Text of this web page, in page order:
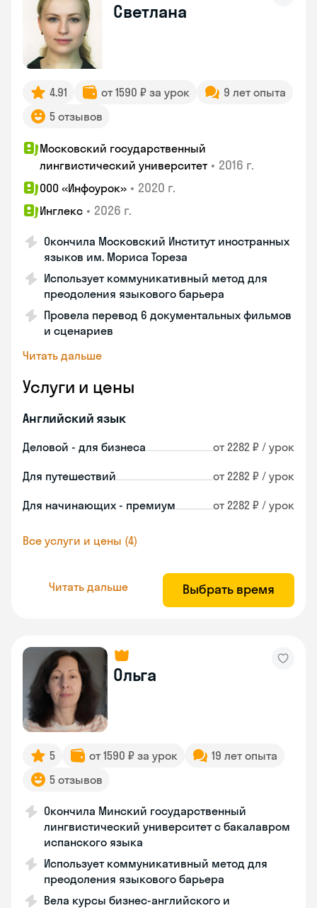
Светлана
4.91 от 1590 ₽ за урок
9 лет опыта
5 отзывов
Московский государственный
лингвистический университет • 2016 г.
ООО «Инфоурок» • 2020 г.
Инглекс • 2026 г.
Окончила Московский Институт иностранных
языков им. Мориса Тореза
Использует коммуникативный метод для
преодоления языкового барьера
Провела перевод 6 документальных фильмов
и сценариев
Читать дальше
Услуги и цены
Английский язык
Деловой - для бизнеса от 2282 ₽ / урок
Для путешествий от 2282 ₽ / урок
Для начинающих - премиум от 2282 ₽ / урок
Все услуги и цены (4)
Читать дальше Выбрать время
Ольга
5 от 1590 ₽ за урок
19 лет опыта
5 отзывов
Окончила Минский государственный
лингвистический университет с бакалавром
испанского языка
Использует коммуникативный метод для
преодоления языкового барьера
Вела курсы бизнес-английского и